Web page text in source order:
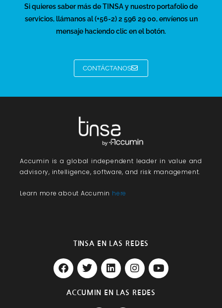
Si quieres saber más de TINSA y nuestro portafolio de
servicios, llámanos al (+56-2) 2 596 29 00, envíenos un
mensaje haciendo clic en el botón.
CONTÁCTANOS
Accumin is a global independent leader in value and
advisory, intelligence, software, and risk management.
Learn more about Accumin here
TINSA EN LAS REDES
F
a
e
T
w
t
L
i
k
I
n
t
Y
o
ACCUMIN EN LAS REDES